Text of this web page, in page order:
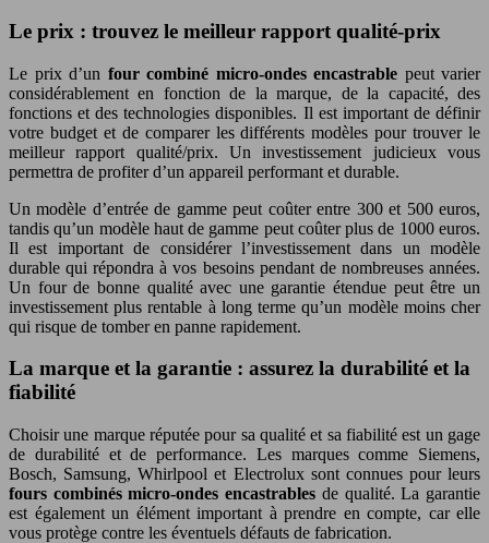
Le prix : trouvez le meilleur rapport qualité-prix
Le prix d’un four combiné micro-ondes encastrable peut varier
considérablement en fonction de la marque, de la capacité, des
fonctions et des technologies disponibles. Il est important de définir
votre budget et de comparer les différents modèles pour trouver le
meilleur rapport qualité/prix. Un investissement judicieux vous
permettra de profiter d’un appareil performant et durable.
Un modèle d’entrée de gamme peut coûter entre 300 et 500 euros,
tandis qu’un modèle haut de gamme peut coûter plus de 1000 euros.
Il est important de considérer l’investissement dans un modèle
durable qui répondra à vos besoins pendant de nombreuses années.
Un four de bonne qualité avec une garantie étendue peut être un
investissement plus rentable à long terme qu’un modèle moins cher
qui risque de tomber en panne rapidement.
La marque et la garantie : assurez la durabilité et la
fiabilité
Choisir une marque réputée pour sa qualité et sa fiabilité est un gage
de durabilité et de performance. Les marques comme Siemens,
Bosch, Samsung, Whirlpool et Electrolux sont connues pour leurs
fours combinés micro-ondes encastrables de qualité. La garantie
est également un élément important à prendre en compte, car elle
vous protège contre les éventuels défauts de fabrication.